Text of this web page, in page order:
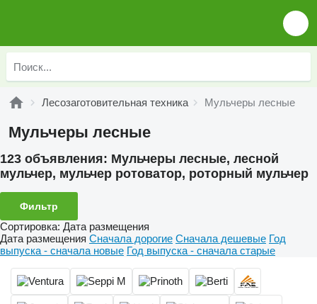
Лесозаготовительная техника Мульчеры лесные
Мульчеры лесные
123 объявления: Мульчеры лесные, лесной
мульчер, мульчер ротоватор, роторный мульчер
Фильтр
Сортировка: Дата размещения
Дата размещения Сначала дорогие Сначала дешевые Год
выпуска - сначала новые Год выпуска - сначала старые